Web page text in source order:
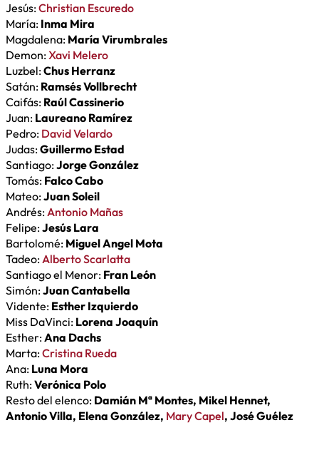
Jesús:Christian Escuredo
María: Inma Mira
Magdalena: María Virumbrales
Demon:Xavi Melero
Luzbel:Chus Herranz
Satán: Ramsés Vollbrecht
Caifás: Raúl Cassinerio
Juan: Laureano Ramírez
Pedro: David Velardo
Judas:Guillermo Estad
Santiago:Jorge González
Tomás: Falco Cabo
Mateo:Juan Soleil
Andrés:Antonio Mañas
Felipe:Jesús Lara
Bartolomé: Miguel Angel Mota
Tadeo:Alberto Scarlatta
Santiago el Menor: Fran León
Simón:Juan Cantabella
Vidente: Esther Izquierdo
Miss DaVinci: Lorena Joaquín
Esther:Ana Dachs
Marta:Cristina Rueda
Ana: Luna Mora
Ruth:Verónica Polo
Resto del elenco: Damián Mª Montes, Mikel Hennet,
Antonio Villa, Elena González, Mary Capel, José Guélez